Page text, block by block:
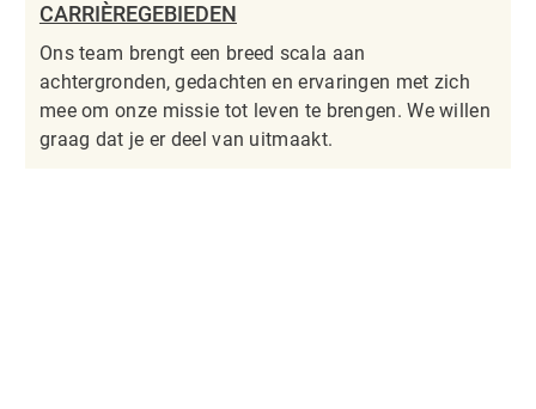
CARRIÈREGEBIEDEN
Ons team brengt een breed scala aan
achtergronden, gedachten en ervaringen met zich
mee om onze missie tot leven te brengen. We willen
graag dat je er deel van uitmaakt.